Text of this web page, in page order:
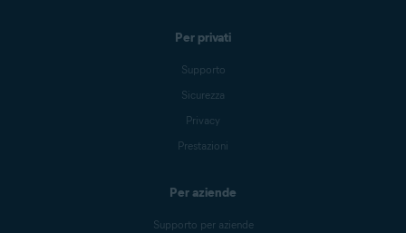
Per privati
Supporto
Sicurezza
Privacy
Prestazioni
Per aziende
Supporto per aziende